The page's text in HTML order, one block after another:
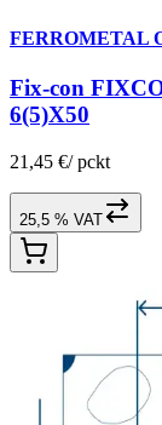
FERROMETAL
Fix-con
6(5)X50
21,45 €/ pckt
25,5 % VAT